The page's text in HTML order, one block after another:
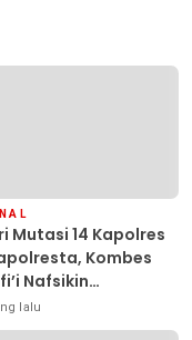
Mutasi 14 Kapolres
Kombes
Nafsikin
Amanah
Polresta Kendari
lalu